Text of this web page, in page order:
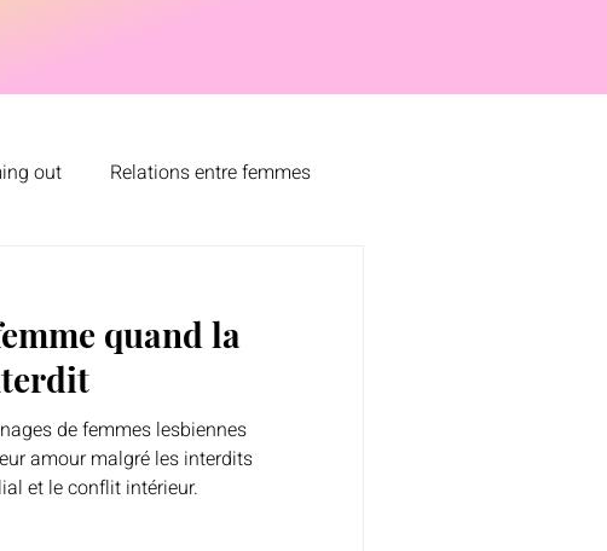
out Relations entre femmes
quand la
de femmes lesbiennes
amour malgré les interdits
et le conflit intérieur.